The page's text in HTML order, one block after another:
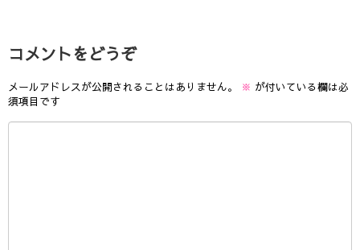
コメントをどうぞ
メールアドレスが公開されることはありません。 ※ が付いている欄は必
須項目です